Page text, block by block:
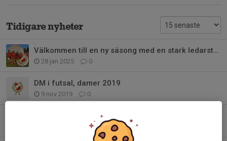
Tidigare nyheter
Välkommen till en ny säsong med en stark ledarstab!
28 jan 2025 0
DM i futsal, damer 2019
9 nov 2019 0
Härligt avslut mot Vartofta U , vinst med 4-2
0